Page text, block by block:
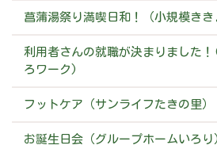
菖蒲湯祭り満喫日和！（小規模きき
利用者さんの就職が決まりました
ろワーク)
フットケア（サンライフたきの里）
お誕生日会（グループホームいろり